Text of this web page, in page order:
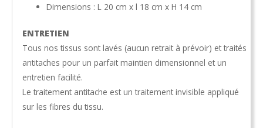
Dimensions : L 20 cm x l 18 cm x H 14 cm
ENTRETIEN
Tous nos tissus sont lavés (aucun retrait à prévoir) et traités
antitaches pour un parfait maintien dimensionnel et un
entretien facilité.
Le traitement antitache est un traitement invisible appliqué
sur les fibres du tissu.